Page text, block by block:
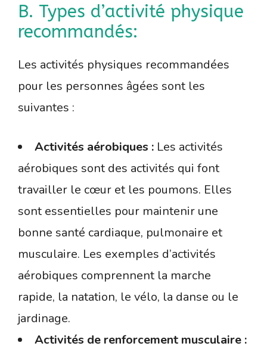
B. Types d’activité physique
recommandés:
Les activités physiques recommandées
pour les personnes âgées sont les
suivantes :
Activités aérobiques : Les activités
aérobiques sont des activités qui font
travailler le cœur et les poumons. Elles
sont essentielles pour maintenir une
bonne santé cardiaque, pulmonaire et
musculaire. Les exemples d’activités
aérobiques comprennent la marche
rapide, la natation, le vélo, la danse ou le
jardinage.
Activités de renforcement musculaire :